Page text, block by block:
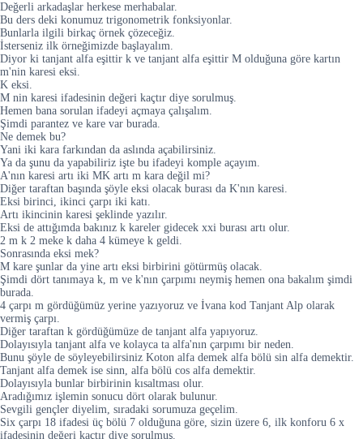
Değerli arkadaşlar herkese merhabalar.
Bu ders deki konumuz trigonometrik fonksiyonlar.
Bunlarla ilgili birkaç örnek çözeceğiz.
İsterseniz ilk örneğimizde başlayalım.
Diyor ki tanjant alfa eşittir k ve tanjant alfa eşittir M olduğuna göre kartın
m'nin karesi eksi.
K eksi.
M nin karesi ifadesinin değeri kaçtır diye sorulmuş.
Hemen bana sorulan ifadeyi açmaya çalışalım.
Şimdi parantez ve kare var burada.
Ne demek bu?
Yani iki kara farkından da aslında açabilirsiniz.
Ya da şunu da yapabiliriz işte bu ifadeyi komple açayım.
A'nın karesi artı iki MK artı m kara değil mi?
Diğer taraftan başında şöyle eksi olacak burası da K'nın karesi.
Eksi birinci, ikinci çarpı iki katı.
Artı ikincinin karesi şeklinde yazılır.
Eksi de attığımda bakınız k kareler gidecek xxi burası artı olur.
2 m k 2 meke k daha 4 kümeye k geldi.
Sonrasında eksi mek?
M kare şunlar da yine artı eksi birbirini götürmüş olacak.
Şimdi dört tanımaya k, m ve k'nın çarpımı neymiş hemen ona bakalım şimdi
burada.
4 çarpı m gördüğümüz yerine yazıyoruz ve İvana kod Tanjant Alp olarak
vermiş çarpı.
Diğer taraftan k gördüğümüze de tanjant alfa yapıyoruz.
Dolayısıyla tanjant alfa ve kolayca ta alfa'nın çarpımı bir neden.
Bunu şöyle de söyleyebilirsiniz Koton alfa demek alfa bölü sin alfa demektir.
Tanjant alfa demek ise sinn, alfa bölü cos alfa demektir.
Dolayısıyla bunlar birbirinin kısaltması olur.
Aradığımız işlemin sonucu dört olarak bulunur.
Sevgili gençler diyelim, sıradaki sorumuza geçelim.
Six çarpı 18 ifadesi üç bölü 7 olduğuna göre, sizin üzere 6, ilk konforu 6 x
ifadesinin değeri kaçtır diye sorulmuş.